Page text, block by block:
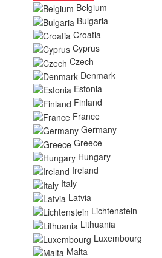
Belgium
Bulgaria
Croatia
Cyprus
Czech
Denmark
Estonia
Finland
France
Germany
Greece
Hungary
Ireland
Italy
Latvia
Lichtenstein
Lithuania
Luxembourg
Malta